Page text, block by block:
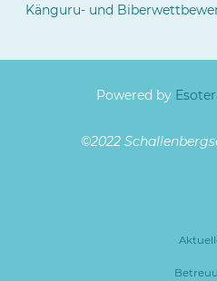
Känguru- und
Powered by
©2022